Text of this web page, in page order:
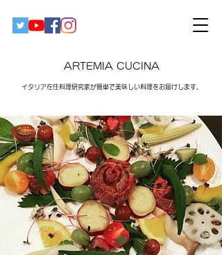
ARTEMIA CUCINA
イタリア在住料理研究家が簡単で美味しい料理をお届けします。​